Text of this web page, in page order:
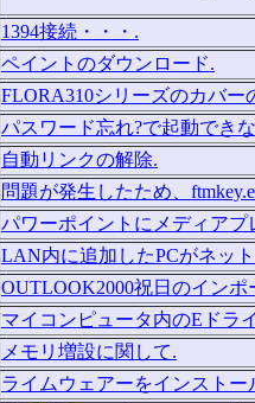
1394接続・・・.
ペイントのダウンロード.
FLORA310シリーズのカバー
パスワード忘れ?で起動でき
自動リンクの解除.
問題が発生したため、
パワーポイントにメディア
LAN内に追加したPCがネッ
OUTLOOK2000祝日のインポ
マイコンピュータ内のEドラ
メモリ増設に関して.
ライムウェアーをインストー